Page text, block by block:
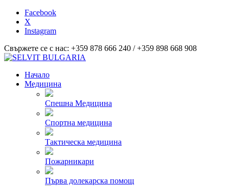
Facebook
X
Instagram
Свържете се с нас: +359 878 666 240 / +359 898 668 908
Начало
Медицина
Спешна Медицина
Спортна медицина
Тактическа медицина
Пожарникари
Първа долекарска помощ